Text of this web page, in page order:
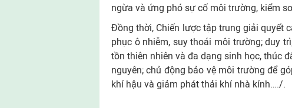
ngừa và ứng phó sự cố môi trường, kiểm
Đồng thời, Chiến lược tập trung giải quyết
phục ô nhiễm, suy thoái môi trường; duy
tồn thiên nhiên và đa dạng sinh học, thúc
nguyên; chủ động bảo vệ môi trường để
khí hậu và giảm phát thải khí nhà kính…./.